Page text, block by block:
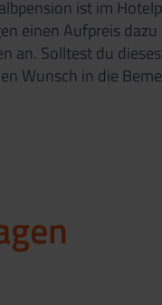
ist im
einen Aufpreis
an. Solltest du
Wunsch in die